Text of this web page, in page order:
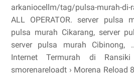
arkaniocellm/tag/pulsa-murah-di-
ALL OPERATOR. server pulsa
pulsa murah Cikarang, server
server pulsa murah Cibinong,
Internet Termurah di
smorenareloadt › Morena Reload